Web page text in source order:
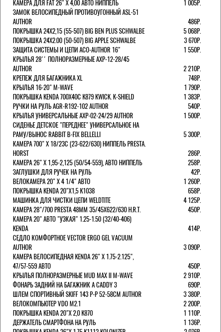
КАМЕРА ДЛЯ FAT 26" X 4,00 АВТО НИППЕЛЬ
1 005Р.
ЗАМОК ВЕЛОСИПЕДНЫЙ ПРОТИВОУГОННЫЙ ASL-51
AUTHOR
486Р.
ПОКРЫШКА 24X2,15 (55-507) BIG BEN PLUS SCHWALBE
5 068Р.
ПОКРЫШКА 24X2.00 (50-507) BIG APPLE SCHWALBE
3 670Р.
ЗАЩИТА СИСТЕМЫ И ЦЕПИ ACO-AUTHOR 16"
1 550Р.
КРЫЛЬЯ 28'' ПОЛНОРАЗМЕРНЫЕ AXP-12-28/45
AUTHOR
2 210Р.
КРЕПЕЖ ДЛЯ БАГАЖНИКА XL
748Р.
КРЫЛЬЯ 16-20" M-WAVE
1 790Р.
ПОКРЫШКА KENDA 700Х40С K879 KWICK. K-SHIELD
1 383Р.
РУЧКИ НА РУЛЬ AGR-R192-102 AUTHOR
540Р.
КРЫЛЬЯ УНИВЕРСАЛЬНЫЕ AXP-02-24/29 AUTHOR
1 500Р.
СИДЕНЬЕ ДЕТСКОЕ "ПЕРЕДНЕЕ" УНИВЕРСАЛЬНОЕ НА
РАМУ/ВЫНОС RABBIT B-FIX BELLELLI
5 300Р.
КАМЕРА 700" Х 18/23C (23-622/630) НИППЕЛЬ PRESTA.
HORST
286Р.
КАМЕРА 26" X 1,95-2,125 (50/54-559), АВТО НИППЕЛЬ
258Р.
ЗАГЛУШКИ ДЛЯ РУЧЕК НА РУЛЬ
42Р.
ВЕЛОКАМЕРА 20" Х 4 1/4" АВТО
1 260Р.
ПОКРЫШКА KENDA 20"Х1,5 K1038
658Р.
МАШИНКА ДЛЯ ЧИСТКИ ЦЕПИ WELDTITE
4 125Р.
КАМЕРА 28"/700 PRESTA 48ММ 35/45Х622/630 H.R.T.
450Р.
КАМЕРА 20" АВТО "УЗКАЯ" 1.25-1.50 (32/40-406)
KENDA
414Р.
СЕДЛО КОМФОРТНОЕ VECTOR ERGO GEL VACUUM
AUTHOR
3 090Р.
КАМЕРА ВЕЛОСИПЕДНАЯ KENDA 26" Х 1.75-2.125",
47/57-559 АВТО
450Р.
КРЫЛЬЯ ПОЛНОРАЗМЕРНЫЕ MUD MAX II M-WAVE
2 910Р.
ФОНАРЬ ЗАДНИЙ НА БАГАЖНИК A CADDY 3
690Р.
ШЛЕМ СПОРТИВНЫЙ SKIFF 143 Р-Р 52-58СМ AUTHOR
3 380Р.
ВЕЛОКОМПЬЮТЕР VDO M2.1
2 200Р.
ПОКРЫШКА KENDA 20"Х 2,0 K870
1 110Р.
ДЕРЖАТЕЛЬ СМАРТФОНА НА РУЛЬ
1 136Р.